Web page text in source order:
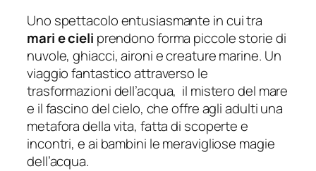
Uno spettacolo entusiasmante in cui tra
mari e cieli prendono forma piccole storie di
nuvole, ghiacci, aironi e creature marine. Un
viaggio fantastico attraverso le
trasformazioni dell’acqua, il mistero del mare
e il fascino del cielo, che offre agli adulti una
metafora della vita, fatta di scoperte e
incontri, e ai bambini le meravigliose magie
dell’acqua.